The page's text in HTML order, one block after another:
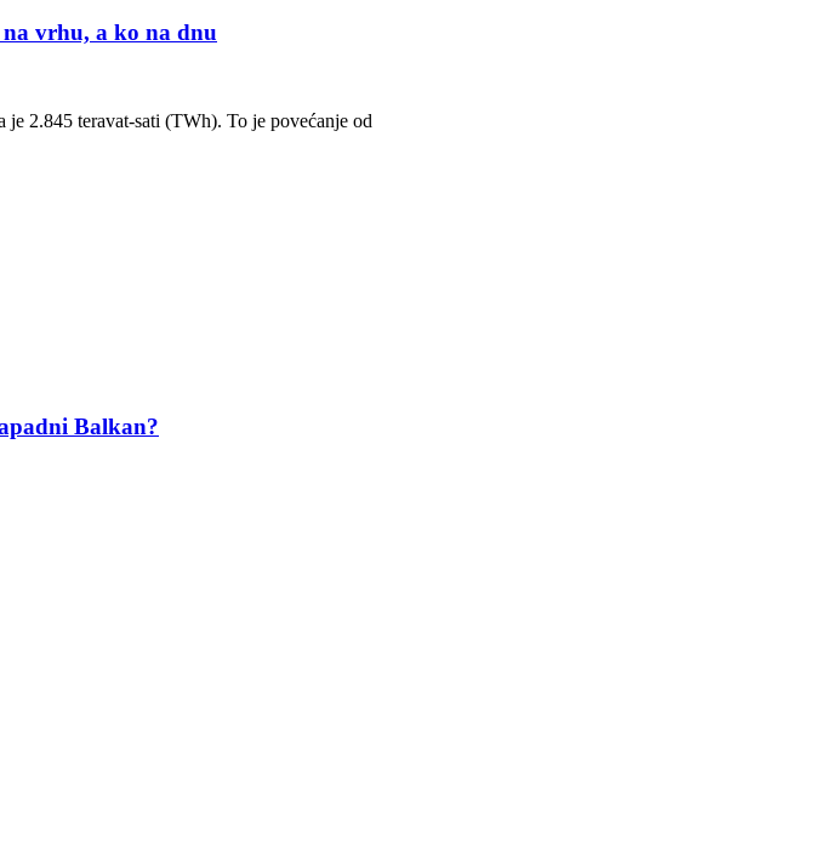
vrhu, a ko na dnu
2.845 teravat-sati (TWh). To je povećanje od
Balkan?